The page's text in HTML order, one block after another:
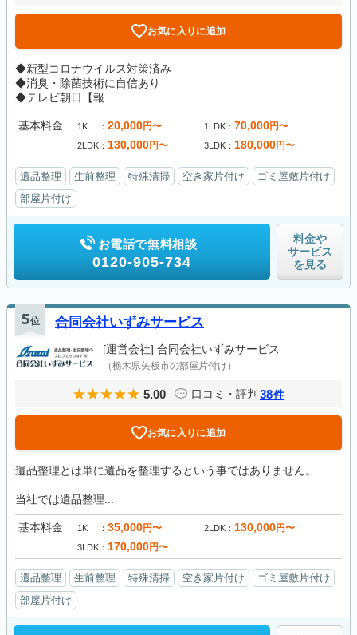
お気に入りに追加
◆新型コロナウイルス対策済み
◆消臭・除菌技術に自信あり
◆テレビ朝日【報...
基本料金 1K 20,000円〜 1LDK 70,000円〜
2LDK 130,000円〜 3LDK 180,000円〜
遺品整理 生前整理 特殊清掃 空き家片付け
ゴミ屋敷片付け
部屋片付け
お電話で無料相談
0120-905-734
料金や
サービス
を見る
5位 合同会社いずみサービス
[運営会社] 合同会社いずみサービス
（栃木県矢板市の部屋片付け）
5.00 口コミ・評判 38件
お気に入りに追加
遺品整理とは単に遺品を整理するという事ではありません。
当社では遺品整理...
基本料金 1K 35,000円〜 2LDK 130,000円〜
3LDK 170,000円〜
遺品整理 生前整理 特殊清掃 空き家片付け
ゴミ屋敷片付け
部屋片付け